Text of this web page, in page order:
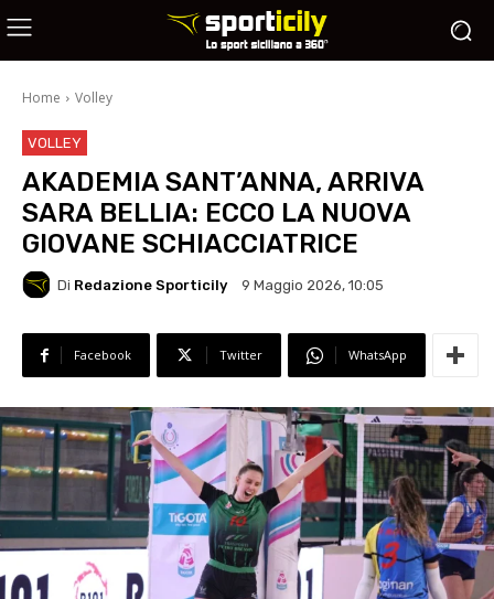
Home Volley
VOLLEY
AKADEMIA SANT’ANNA, ARRIVA
SARA BELLIA: ECCO LA NUOVA
GIOVANE SCHIACCIATRICE
Di Redazione Sporticily 9 Maggio 2026, 10:05
Facebook Twitter WhatsApp